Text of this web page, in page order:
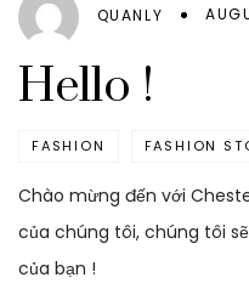
QUANLY
Hello !
FASHION FASHION
Chào mừng đến với
của chúng tôi, chúng tôi
của bạn !